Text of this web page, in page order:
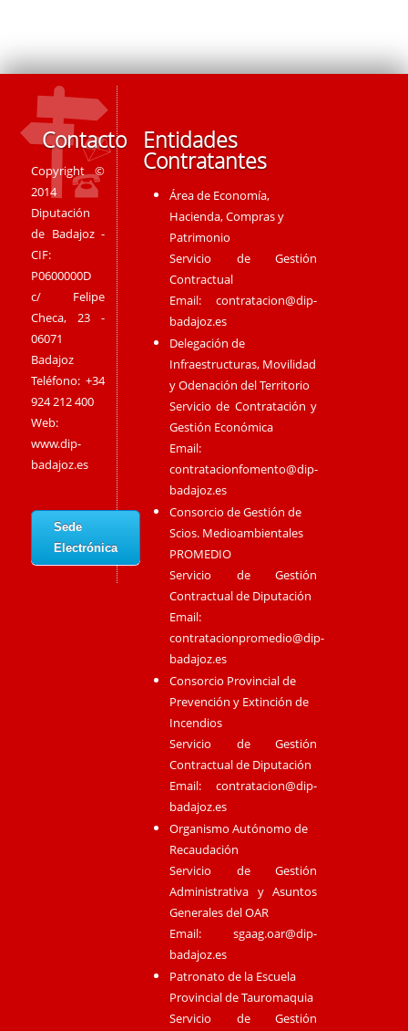
Contacto
Copyright ©
2014
Diputación
de Badajoz -
CIF:
P0600000D
c/ Felipe
Checa, 23 -
06071
Badajoz
Teléfono: +34
924 212 400
Web:
www.dip-
badajoz.es
Sede
Electrónica
Entidades
Contratantes
Área de Economía,
Hacienda, Compras y
Patrimonio
Servicio de Gestión
Contractual
Email:contratacion@dip-
badajoz.es
Delegación de
Infraestructuras, Movilidad
y Odenación del Territorio
Servicio de Contratación y
Gestión Económica
Email:
contratacionfomento@dip-
badajoz.es
Consorcio de Gestión de
Scios. Medioambientales
PROMEDIO
Servicio de Gestión
Contractual de Diputación
Email:
contratacionpromedio@dip-
badajoz.es
Consorcio Provincial de
Prevención y Extinción de
Incendios
Servicio de Gestión
Contractual de Diputación
Email:contratacion@dip-
badajoz.es
Organismo Autónomo de
Recaudación
Servicio de Gestión
Administrativa y Asuntos
Generales del OAR
Email:sgaag.oar@dip-
badajoz.es
Patronato de la Escuela
Provincial de Tauromaquia
Servicio de Gestión